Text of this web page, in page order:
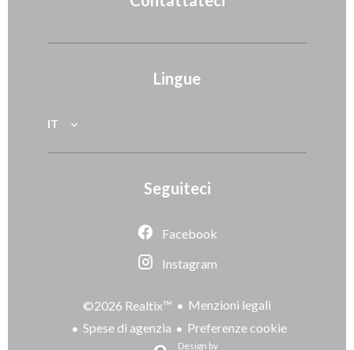
Lingue
IT
Seguiteci
Facebook
Instagram
©2026 Realtix™
Menzioni legali
Spese di agenzia
Preferenze cookie
Design by